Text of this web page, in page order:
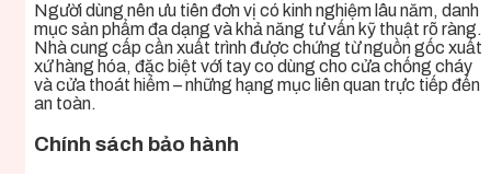
Người dùng nên ưu tiên đơn vị có kinh nghiệm lâu năm, danh
mục sản phẩm đa dạng và khả năng tư vấn kỹ thuật rõ ràng.
Nhà cung cấp cần xuất trình được chứng từ nguồn gốc xuất
xứ hàng hóa, đặc biệt với tay co dùng cho cửa chống cháy
và cửa thoát hiểm – những hạng mục liên quan trực tiếp đến
an toàn.
Chính sách bảo hành